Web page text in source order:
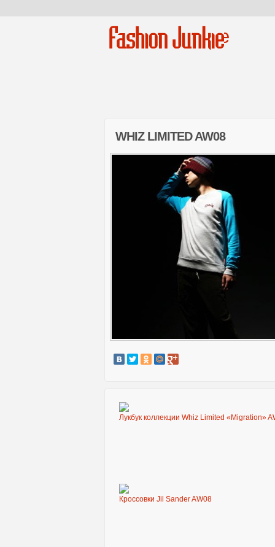
Fashion Junkie
WHIZ LIMITED AW08
Лукбук коллекции Whiz Limited «Migration»
Кроссовки Jil Sander AW08